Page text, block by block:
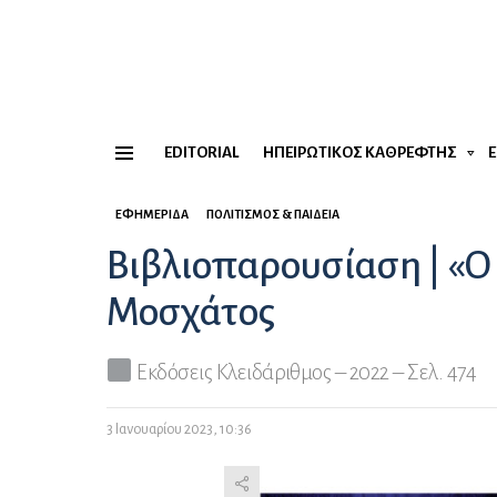
EDITORIAL ΗΠΕΙΡΏΤΙΚΟΣ ΚΑΘΡΈΦΤΗΣ
ΕΦΗΜΕΡΊΔΑ ΠΟΛΙΤΙΣΜΌΣ & ΠΑΙΔΕΊΑ
Βιβλιοπαρουσίαση |
Μοσχάτος
Εκδόσεις Κλειδάριθμος – 2022 – Σελ. 474
3 Ιανουαρίου 2023, 10:36